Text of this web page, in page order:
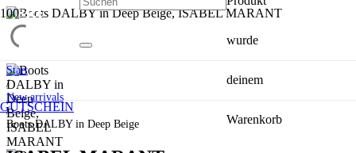
wurde
deinem
Warenkorb
GUTSCHEIN
Start
/
New arrivals
/
Boots DALBY in Deep Beige
SALE
SALE
SALE